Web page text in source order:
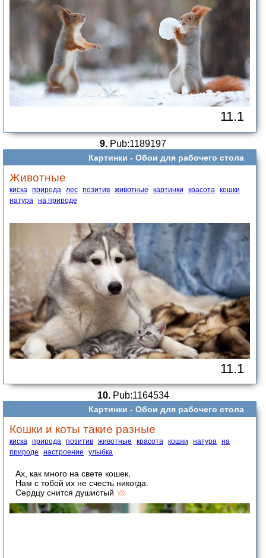
11.1
9. Pub:1189197
Картинки - Обои для рабочего стола
Животные
киска природа лес позитив животные картинки красота кошки
натура на природе
11.1
10.Pub:1164534
Картинки - Обои для рабочего стола
Кошки и коты такие разные
киска природа позитив животные красота кошки натура на
природе
настроение улыбка
Ах, как много на свете кошек,
Нам с тобой их не счесть никогда.
Сердцу снится душистый